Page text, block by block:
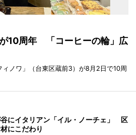
10周年 「コーヒーの輪」広
ノワ」（台東区蔵前3）が8月2日で10周
にイタリアン「イル・ノーチェ」 区
にこだわり